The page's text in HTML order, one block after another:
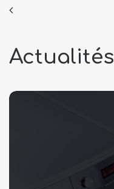
Actualités